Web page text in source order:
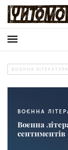
ВОЄННА ЛІТЕРАТУРА
ВОЄННА
Воєнна
сентиментів